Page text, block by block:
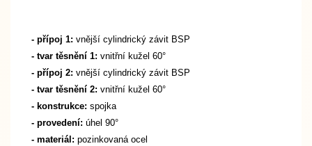
- přípoj 1: vnější cylindrický závit BSP
- tvar těsnění 1: vnitřní kužel 60°
- přípoj 2: vnější cylindrický závit BSP
- tvar těsnění 2: vnitřní kužel 60°
- konstrukce: spojka
- provedení: úhel 90°
- materiál: pozinkovaná ocel